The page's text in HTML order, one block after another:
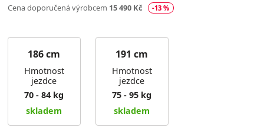
Cena doporučená výrobcem 15 490 Kč -13 %
186 cm
Hmotnost
jezdce
70 - 84 kg
skladem
191 cm
Hmotnost
jezdce
75 - 95 kg
skladem